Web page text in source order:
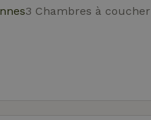
3 Chambres à coucher